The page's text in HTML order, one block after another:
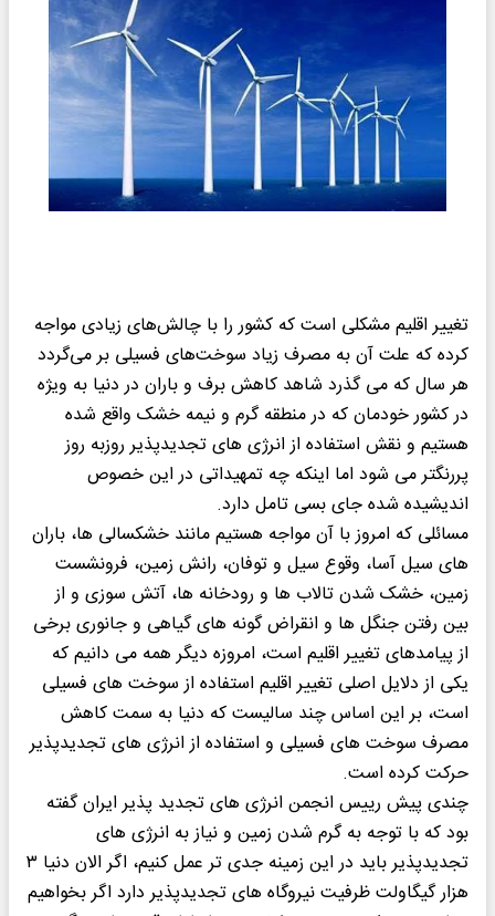
تغییر اقلیم مشکلی است که کشور را با چالش‌های زیادی مواجه
کرده که علت آن به مصرف زیاد سوخت‌های فسیلی بر می‌گردد
هر سال که می گذرد شاهد کاهش برف و باران در دنیا به ویژه
در کشور خودمان که در منطقه گرم و نیمه خشک واقع شده
هستیم و نقش استفاده از انرژی های تجدیدپذیر روزبه روز
پررنگتر می شود اما اینکه چه تمهیداتی در این خصوص
اندیشیده شده جای بسی تامل دارد.
مسائلی که امروز با آن مواجه هستیم مانند خشکسالی ها، باران
های سیل آسا، وقوع سیل و توفان، رانش زمین، فرونشست
زمین، خشک شدن تالاب ها و رودخانه ها، آتش سوزی و از
بین رفتن جنگل ها و انقراض گونه های گیاهی و جانوری برخی
از پیامدهای تغییر اقلیم است، امروزه دیگر همه می دانیم که
یکی از دلایل اصلی تغییر اقلیم استفاده از سوخت های فسیلی
است، بر این اساس چند سالیست که دنیا به سمت کاهش
مصرف سوخت های فسیلی و استفاده از انرژی های تجدیدپذیر
حرکت کرده است.
چندی پیش رییس انجمن انرژی های تجدید پذیر ایران گفته
بود که با توجه به گرم شدن زمین و نیاز به انرژی های
تجدیدپذیر باید در این زمینه جدی تر عمل کنیم، اگر الان دنیا ۳
هزار گیگاولت ظرفیت نیروگاه های تجدیدپذیر دارد اگر بخواهیم